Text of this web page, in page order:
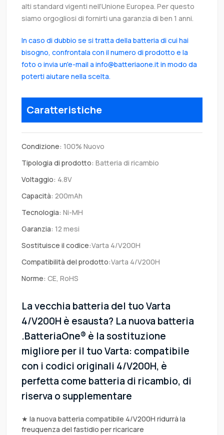
alti standard vigenti nell’Unione Europea. Per questo
siamo orgogliosi di fornirti una garanzia di ben 1 anni.
In caso di dubbio se si tratta della batteria di cui hai
bisogno, confrontala con il numero di prodotto e la
foto o invia un'e-mail a info@batteriaone.it in modo da
poterti aiutare nella scelta.
Caratteristiche
Condizione: 100% Nuovo
Tipologia di prodotto: Batteria di ricambio
Voltaggio: 4.8V
Capacità: 200mAh
Tecnologia: Ni-MH
Garanzia: 12 mesi
Sostituisce il codice:Varta 4/V200H
Compatibilità del prodotto:Varta 4/V200H
Norme: CE, RoHS
La vecchia batteria del tuo Varta
4/V200H è esausta? La nuova batteria
.BatteriaOne® è la sostituzione
migliore per il tuo Varta: compatibile
con i codici originali 4/V200H, è
perfetta come batteria di ricambio, di
riserva o supplementare
★ la nuova batteria compatibile 4/V200H ridurrà la
freuquenza del fastidio per ricaricare